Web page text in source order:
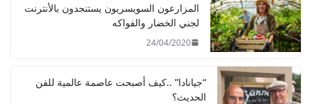
المزارعون السويسريون يستنجدون بالأنترنت
لجني الخضار والفواكه
24/04/2020
“جيانادا” ..كيف أصبحت عاصمة عالمية للفن
الحديث؟